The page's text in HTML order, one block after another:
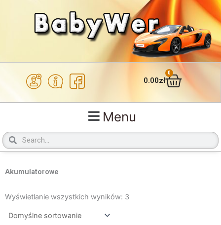
0.00zł
0
Wózek
Menu
SzukajSzukaj
Akumulatorowe
Wyświetlanie wszystkich wyników: 3